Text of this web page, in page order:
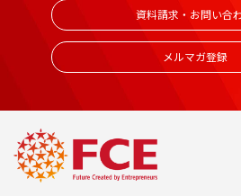
資料請求・お問い合
メルマガ登録